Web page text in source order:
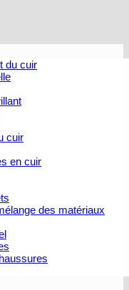
du cuir
cuir
en cuir
des matériaux